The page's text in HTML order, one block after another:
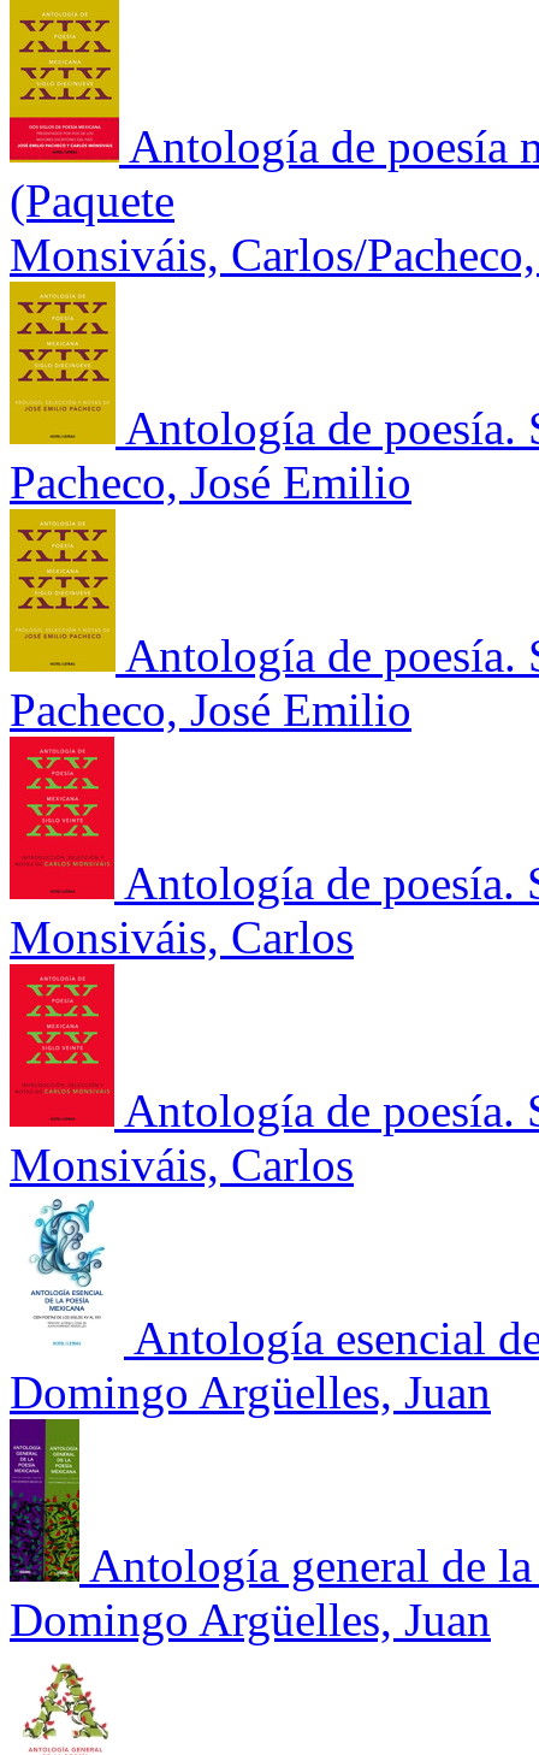
Antología de poesía
(Paquete
Monsiváis, Carlos/
Antología de poesía.
Pacheco, José Emilio
Antología de poesía.
Pacheco, José Emilio
Antología de poesía.
Monsiváis, Carlos
Antología de poesía.
Monsiváis, Carlos
Antología esencial
Domingo Argüelles, Juan
Antología general de
Domingo Argüelles, Juan